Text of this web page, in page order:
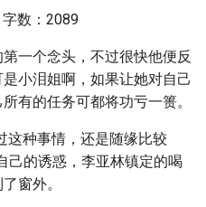
数：2089
一个念头，不过很快他便反
小泪姐啊，如果让她对自己
有的任务可都将功亏一篑。
这种事情，还是随缘比较
己的诱惑，李亚林镇定的喝
窗外。